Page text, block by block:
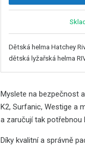
Dětská helma Hatchey
dětská lyžařská helma
Myslete na bezpečnost
K2, Surfanic, Westige a
a zaručují tak potřebnou
Díky kvalitní a správně